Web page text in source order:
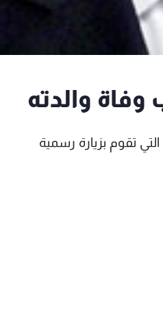
والدته
تقوم بزيارة رسمية